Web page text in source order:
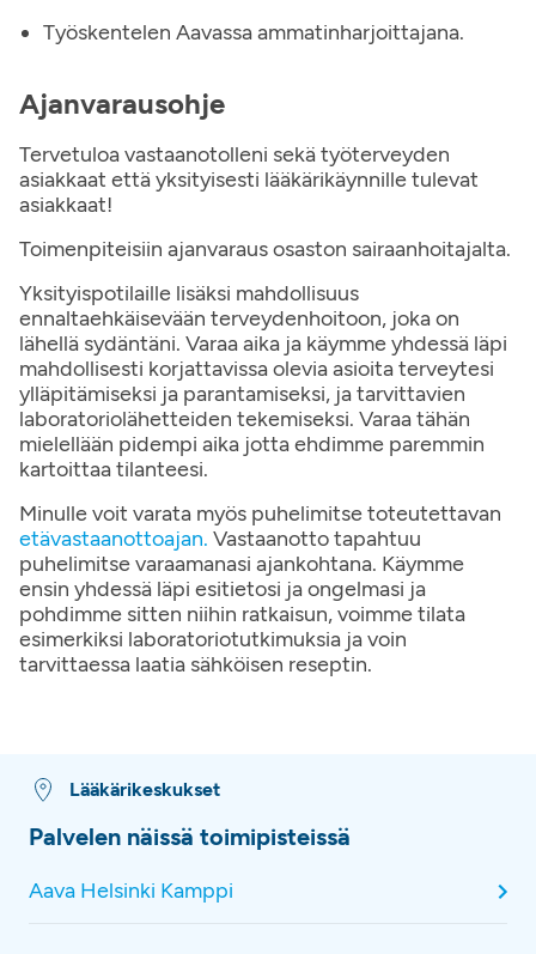
Työskentelen Aavassa ammatinharjoittajana.
Ajanvarausohje
Tervetuloa vastaanotolleni sekä työterveyden
asiakkaat että yksityisesti lääkärikäynnille tulevat
asiakkaat!
Toimenpiteisiin ajanvaraus osaston sairaanhoitajalta.
Yksityispotilaille lisäksi mahdollisuus
ennaltaehkäisevään terveydenhoitoon, joka on
lähellä sydäntäni. Varaa aika ja käymme yhdessä läpi
mahdollisesti korjattavissa olevia asioita terveytesi
ylläpitämiseksi ja parantamiseksi, ja tarvittavien
laboratoriolähetteiden tekemiseksi. Varaa tähän
mielellään pidempi aika jotta ehdimme paremmin
kartoittaa tilanteesi.
Minulle voit varata myös puhelimitse toteutettavan
etävastaanottoajan. Vastaanotto tapahtuu
puhelimitse varaamanasi ajankohtana. Käymme
ensin yhdessä läpi esitietosi ja ongelmasi ja
pohdimme sitten niihin ratkaisun, voimme tilata
esimerkiksi laboratoriotutkimuksia ja voin
tarvittaessa laatia sähköisen reseptin.
Lääkärikeskukset
Palvelen näissä toimipisteissä
Aava Helsinki Kamppi